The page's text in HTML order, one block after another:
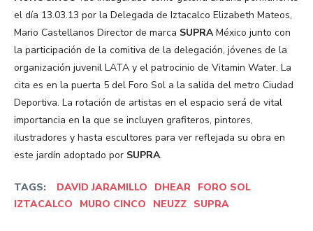
el día 13.03.13 por la Delegada de Iztacalco Elizabeth Mateos,
Mario Castellanos Director de marca SUPRAMéxico junto con
la participación de la comitiva de la delegación, jóvenes de la
organización juvenil LATA y el patrocinio de Vitamin Water. La
cita es en la puerta 5 del Foro Sol a la salida del metro Ciudad
Deportiva. La rotación de artistas en el espacio será de vital
importancia en la que se incluyen grafiteros, pintores,
ilustradores y hasta escultores para ver reflejada su obra en
este jardín adoptado por SUPRA.
TAGS: DAVID JARAMILLO DHEAR FORO SOL
IZTACALCO
MURO CINCO NEUZZ SUPRA